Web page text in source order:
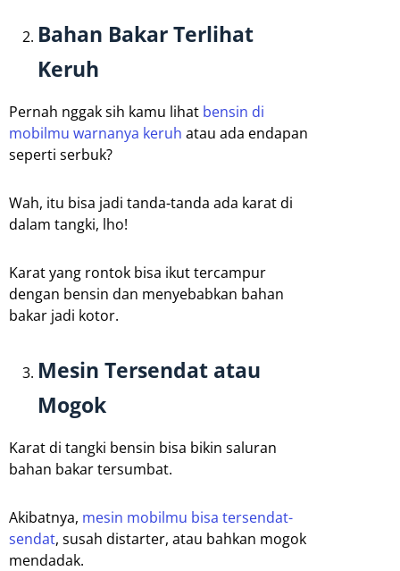
Bahan Bakar Terlihat
Keruh
Pernah nggak sih kamu lihat bensin di
mobilmu warnanya keruh atau ada endapan
seperti serbuk?
Wah, itu bisa jadi tanda-tanda ada karat di
dalam tangki, lho!
Karat yang rontok bisa ikut tercampur
dengan bensin dan menyebabkan bahan
bakar jadi kotor.
Mesin Tersendat atau
Mogok
Karat di tangki bensin bisa bikin saluran
bahan bakar tersumbat.
Akibatnya, mesin mobilmu bisa tersendat-
sendat, susah distarter, atau bahkan mogok
mendadak.